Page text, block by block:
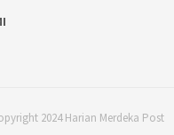
2024 Harian Merdeka Post